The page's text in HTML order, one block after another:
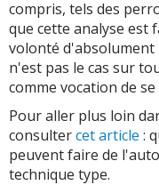
compris, tels des
que cette analyse est
volonté d'absolument
n'est pas le cas sur
comme vocation de
Pour aller plus loin
consultercet article :
peuvent faire de
technique type.